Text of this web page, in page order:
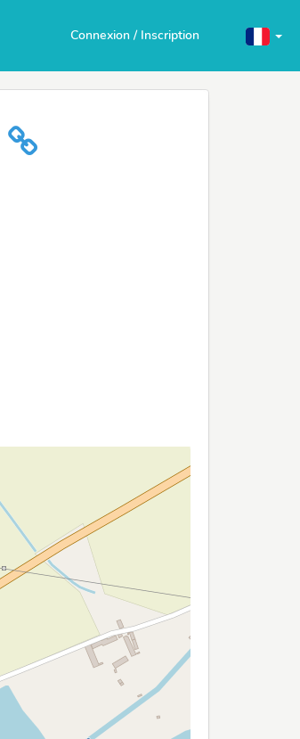
Connexion / Inscription